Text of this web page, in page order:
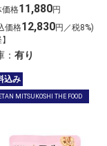
ル ６本セット
価格11,880円
価格12,830円／税8%)
： 有り
込み
MITSUKOSHI THE FOOD